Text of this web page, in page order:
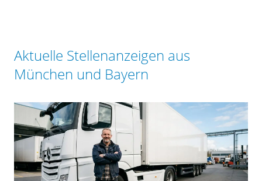
Aktuelle Stellenanzeigen aus
München und Bayern